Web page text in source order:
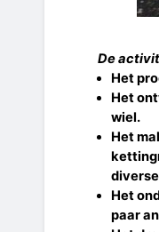
De
Het
Het
wiel.
Het
Het
paar